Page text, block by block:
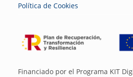
Política de Cookies
Financiado por el Programa KIT